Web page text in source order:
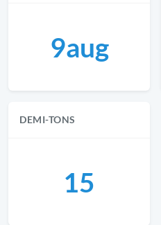
9aug
DEMI-TONS
15